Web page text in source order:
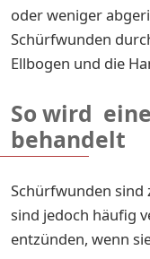
oder weniger
Schürfwunden
Ellbogen und die
So wird
behandelt
Schürfwunden sind
sind jedoch häufig
entzünden, wenn